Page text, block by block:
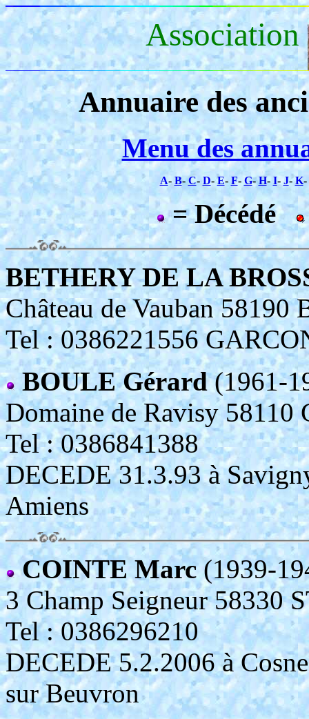
Association
Annuaire des
Menu des
A- B-C- D-E- F- G-H- I- J-K-
= Décédé
BETHERY DE LA
Château de Vauban 58190
Tel : 0386221556
BOULE Gérard(1961-
Domaine de Ravisy
Tel : 0386841388
DECEDE 31.3.93 à
Amiens
COINTE Marc(1939-
3 Champ Seigneur 58330
Tel : 0386296210
DECEDE 5.2.2006 à
sur Beuvron